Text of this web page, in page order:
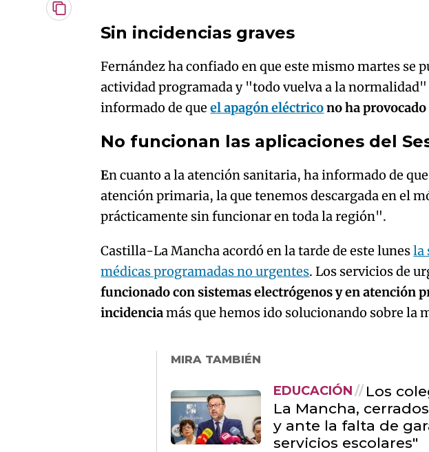
Copiar
Try again
Sin incidencias graves
Fernández ha confiado en que este mismo martes se
actividad programada y "todo vuelva a la
informado de queel apagón eléctricono ha
No funcionan las aplicaciones del
En cuanto a la atención sanitaria, ha informado de
atención primaria, la que tenemos descargada en el
prácticamente sin funcionar en toda la región".
Castilla-La Mancha acordó en la tarde de este lunesla
médicas programadas no urgentes. Los servicios de
funcionado con sistemas electrógenos y en atención
incidenciamás que hemos ido solucionando sobre la
MIRA TAMBIÉN
EDUCACIÓN
Los
La Mancha,
y ante la falta de
servicios escolares"